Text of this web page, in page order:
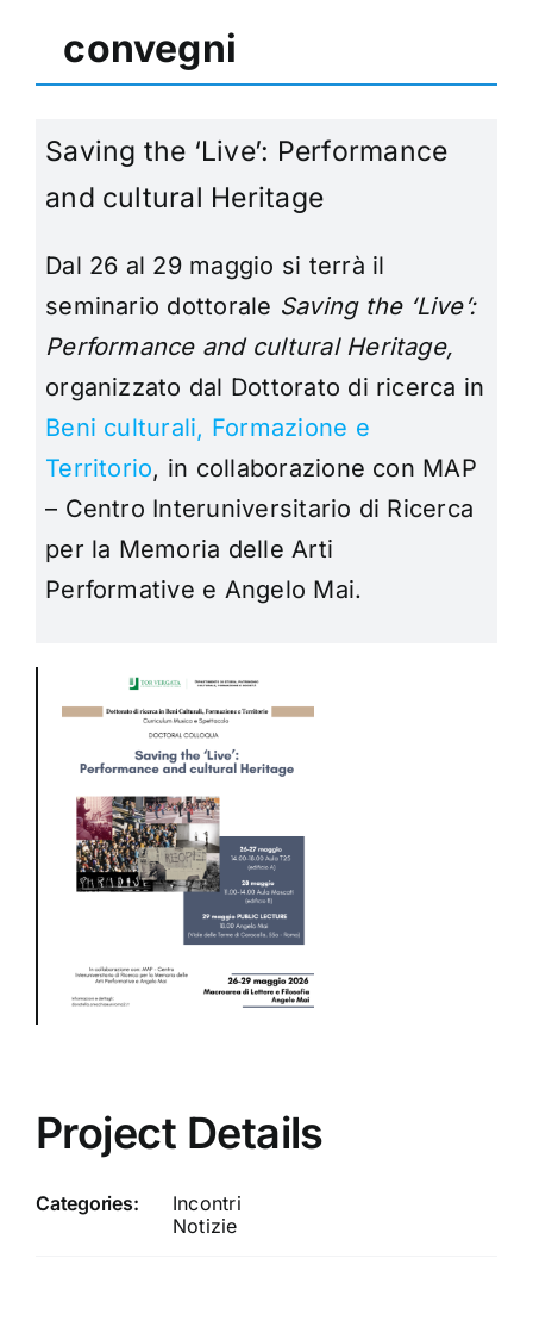
convegni
Saving the ‘Live’: Performance
and cultural Heritage
Dal 26 al 29 maggio si terrà il
seminario dottorale Saving the ‘Live’:
Performance and cultural Heritage,
organizzato dal Dottorato di ricerca in
Beni culturali, Formazione e
Territorio, in collaborazione con MAP
– Centro Interuniversitario di Ricerca
per la Memoria delle Arti
Performative e Angelo Mai.
Project Details
Categories:
Incontri
Notizie